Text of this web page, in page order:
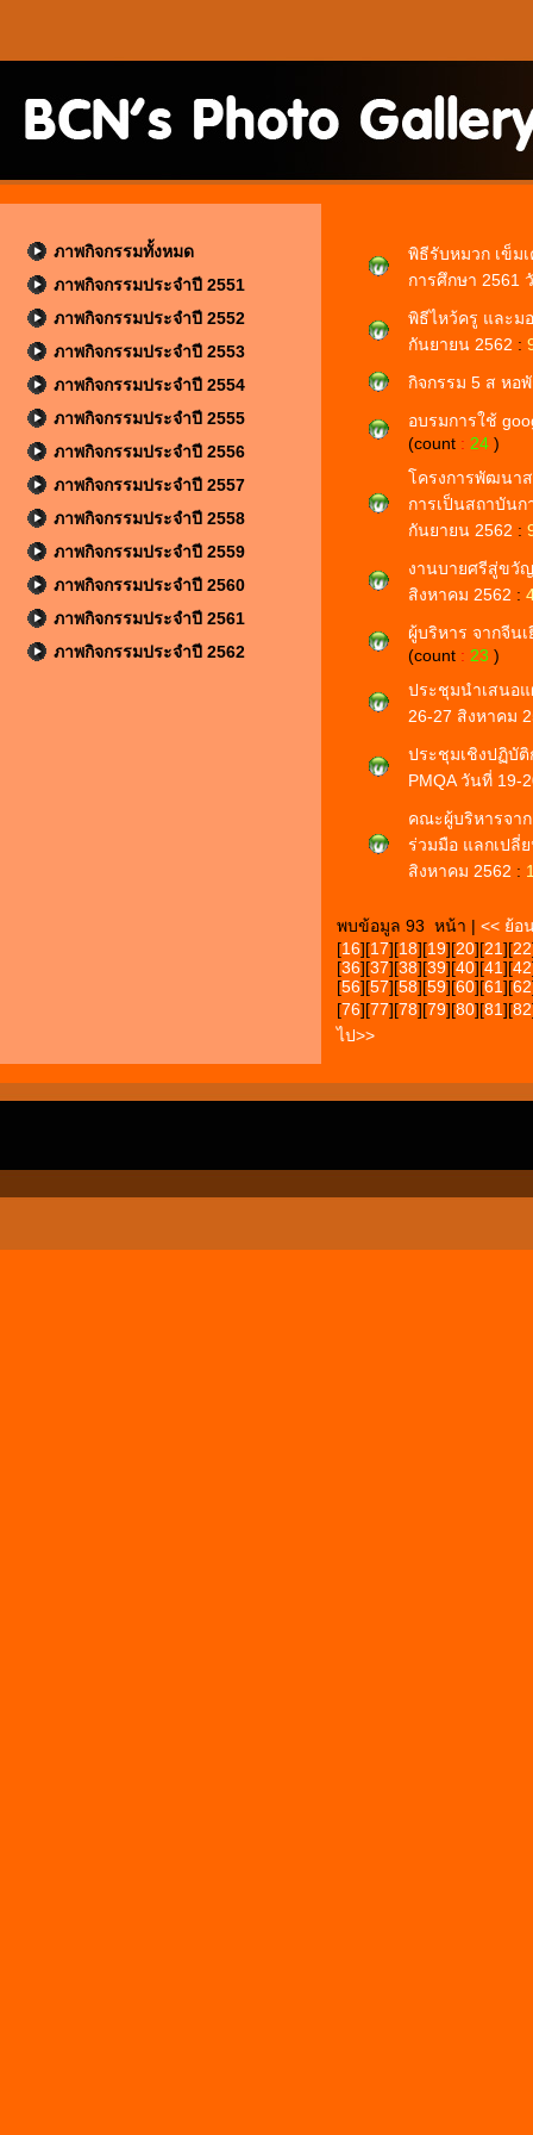
ภาพกิจกรรมทั้งหมด
ภาพกิจกรรมประจำปี 2551
ภาพกิจกรรมประจำปี 2552
ภาพกิจกรรมประจำปี 2553
ภาพกิจกรรมประจำปี 2554
ภาพกิจกรรมประจำปี 2555
ภาพกิจกรรมประจำปี 2556
ภาพกิจกรรมประจำปี 2557
ภาพกิจกรรมประจำปี 2558
ภาพกิจกรรมประจำปี 2559
ภาพกิจกรรมประจำปี 2560
ภาพกิจกรรมประจำปี 2561
ภาพกิจกรรมประจำปี 2562
พิธีรับหมวก เข็ม
การศึกษา 2561
พิธีไหว้ครู และม
กันยายน 2562 :
กิจกรรม 5 ส หอ
อบรมการใช้
(count : 24 )
โครงการพัฒนา
การเป็นสถาบัน
กันยายน 2562 :
งานบายศรีสู่ขวั
สิงหาคม 2562 :
ผู้บริหาร จากจีน
(count : 23 )
ประชุมนำเสนอ
26-27 สิงหาคม
ประชุมเชิงปฏิบั
PMQA วันที่ 19-
คณะผู้บริหารจาก
ร่วมมือ แลกเปลี่
สิงหาคม 2562 :
พบข้อมูล 93 หน้า | << ย้อ
[16][17][18][19][20][21][22
[36][37][38][39][40][41][42
[56][57][58][59][60][61][62
[76][77][78][79][80][81][82
ไป>>